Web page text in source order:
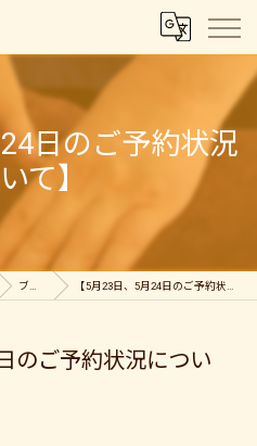
日のご予約状況
て】
ブログ 【5月23日、5月24日のご予約状況について】
のご予約状況につい